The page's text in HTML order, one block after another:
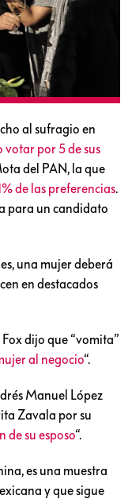
al sufragio en
votar por 5 de sus
del PAN, la que
de las preferencias.
para un candidato
una mujer deberá
en destacados
dijo que “vomita”
al negocio“.
Manuel López
Zavala por su
de su esposo“.
es una muestra
y que sigue